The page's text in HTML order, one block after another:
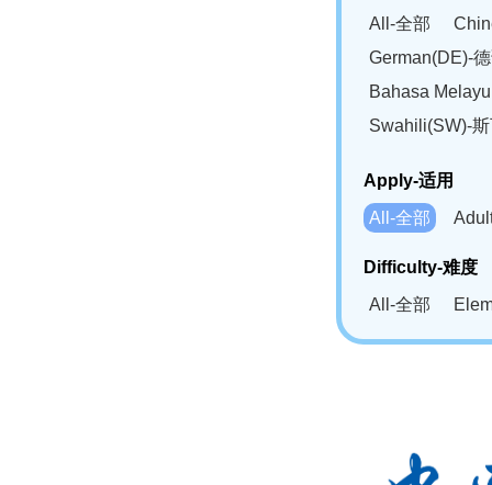
All-全部
German(DE)-
Bahasa
Swahili(SW)-
Apply-适用
All-全部
Difficulty-难度
All-全部